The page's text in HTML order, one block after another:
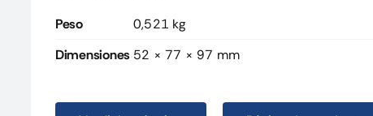
Peso
0,521 kg
Dimensiones 52 × 77 × 97 mm